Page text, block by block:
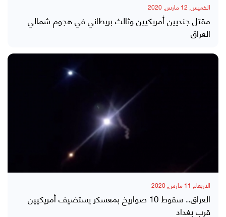
الخميس, 12 مارس, 2020
مقتل جنديين أمريكيين وثالث بريطاني في هجوم شمالي
العراق
الاربعاء, 11 مارس, 2020
العراق.. سقوط 10 صواريخ بمعسكر يستضيف أمريكيين
قرب بغداد